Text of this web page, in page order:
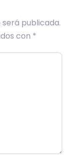
publicada.
con *